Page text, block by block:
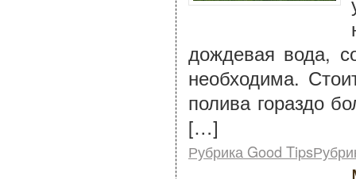
дождевая вода,
необходима.
полива гораздо
[…]
Рубрика Good